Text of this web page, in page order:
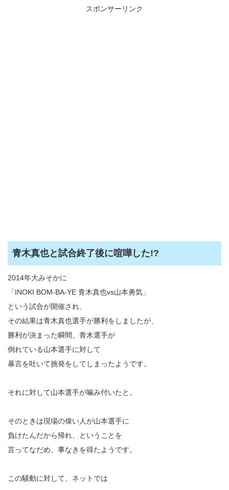
スポンサーリンク
青木真也と試合終了後に喧嘩した!?
2014年大みそかに
「INOKI BOM-BA-YE 青木真也vs山本勇気」
という試合が開催され、
その結果は青木真也選手が勝利をしましたが、
勝利が決まった瞬間、青木選手が
倒れている山本選手に対して
暴言を吐いて挑発をしてしまったようです。
それに対して山本選手が噛み付いたと。
そのときは現場の偉い人が山本選手に
負けたんだから帰れ、ということを
言ってなだめ、事なきを得たようです。
この騒動に対して、ネットでは